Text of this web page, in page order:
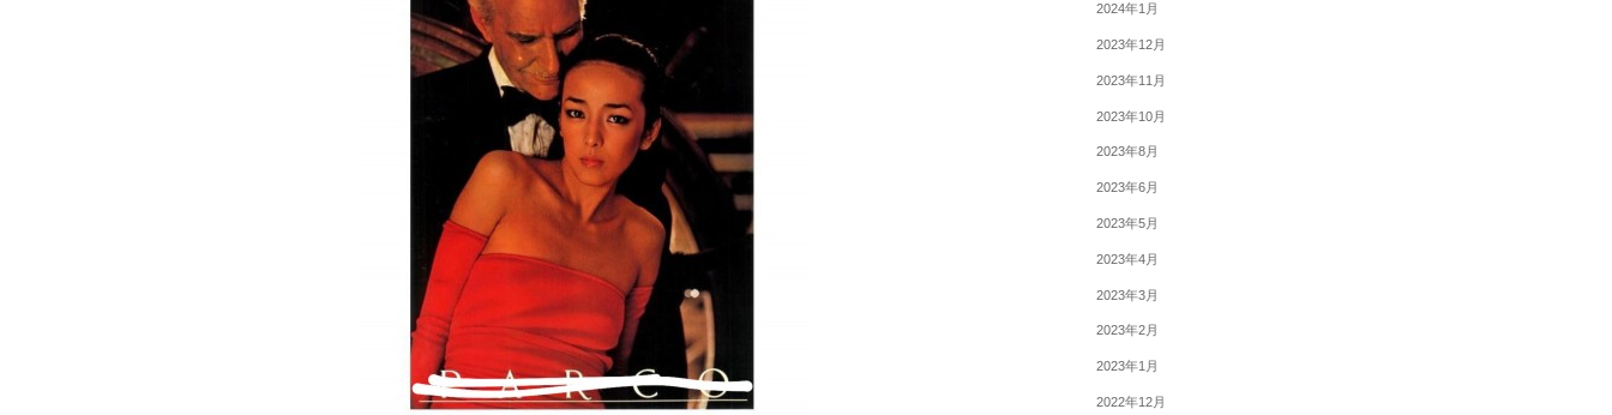
2024年1月
2023年12月
2023年11月
2023年10月
2023年8月
2023年6月
2023年5月
2023年4月
2023年3月
2023年2月
2023年1月
2022年12月